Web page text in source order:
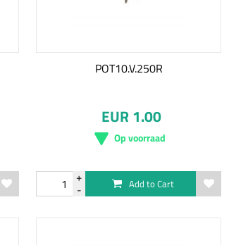
POT10.V.250R
EUR 1.00
Op voorraad
Add to Cart